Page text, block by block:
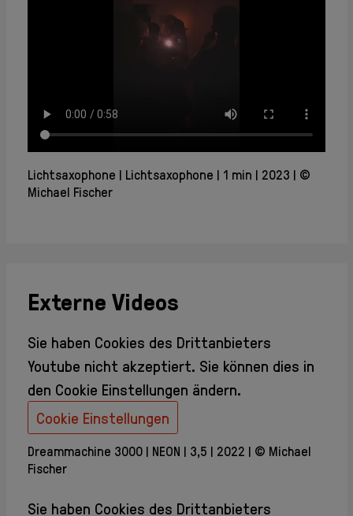
Lichtsaxophone Lichtsaxophone 1 min 2023
©
Michael Fischer
Externe Videos
Sie haben Cookies des Drittanbieters
Youtube nicht akzeptiert. Sie können dies in
den Cookie Einstellungen ändern.
Cookie Einstellungen
Dreammachine 3000 NEON 3,5 2022
© Michael
Fischer
Sie haben Cookies des Drittanbieters